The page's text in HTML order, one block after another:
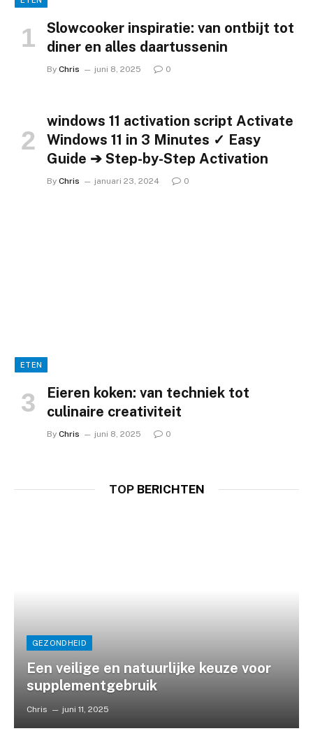
Slowcooker inspiratie: van ontbijt tot
diner en alles daartussenin
By Chris juni 8, 2025 0
windows 11 activation script Activate
Windows 11 in 3 Minutes ✓ Easy
Guide ➔ Step-by-Step Activation
By Chris januari 23, 2024 0
ETEN
Eieren koken: van techniek tot
culinaire creativiteit
By Chris juni 8, 2025 0
TOPBERICHTEN
GEZONDHEID
Een veilige en natuurlijke keuze voor
supplementgebruik
Chris juni 11, 2025